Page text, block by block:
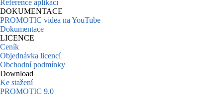
Reference aplikací
DOKUMENTACE
PROMOTIC videa na YouTube
Dokumentace
LICENCE
Ceník
Objednávka licencí
Obchodní podmínky
Download
Ke stažení
PROMOTIC 9.0